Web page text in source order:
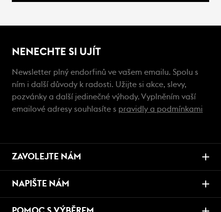
NENECHTE SI UJÍT
Newsletter plný endorfinů ve vašem emailu. Spolu s
ním i další důvody k radosti. Užijte si akce, slevy,
pozvánky a další jedinečné výhody. Vyplněním vaší
emailové adresy souhlasíte s pravidly a podmínkami
ZAVOLEJTE NÁM
NAPIŠTE NÁM